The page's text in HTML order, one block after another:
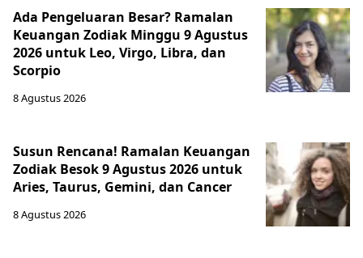
Ada Pengeluaran Besar? Ramalan
Keuangan Zodiak Minggu 9 Agustus
2026 untuk Leo, Virgo, Libra, dan
Scorpio
8 Agustus 2026
Susun Rencana! Ramalan Keuangan
Zodiak Besok 9 Agustus 2026 untuk
Aries, Taurus, Gemini, dan Cancer
8 Agustus 2026